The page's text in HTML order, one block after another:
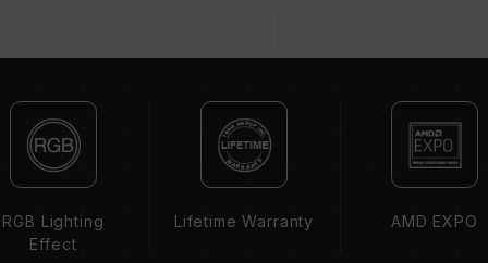
용하지 마십시오. 각 세트의 메모리는 호환성 테
리를 혼용하면 시스템이 불안정해지거나 부팅되
지 않을 수 있습니다.
CPU 메모리 컨트롤러(IMC)의 품질과 현재 사용
되는 메인보드 BIOS 버전이 메모리 동작 클럭에
메모리의 최종 작동 주파수는 시스템 BIOS 설정
RGB Lighting
Effect
Lifetime Warranty AMD EXPO